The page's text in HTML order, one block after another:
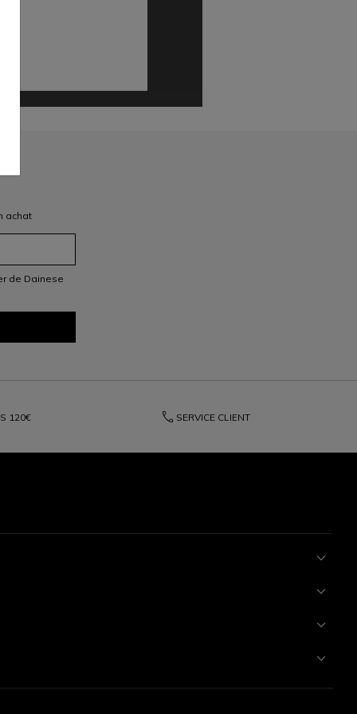
achat
de Dainese
120€ phone SERVICE CLIENT